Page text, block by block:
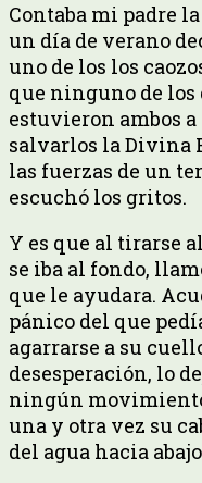
Contaba mi padre
un día de verano
uno de los los
que ninguno de los
estuvieron ambos
salvarlos la Divina
las fuerzas de un
escuchó los gritos.
Y es que al tirarse
se iba al fondo,
que le ayudara.
pánico del que
agarrarse a su
desesperación, lo
ningún
una y otra vez su
del agua hacia